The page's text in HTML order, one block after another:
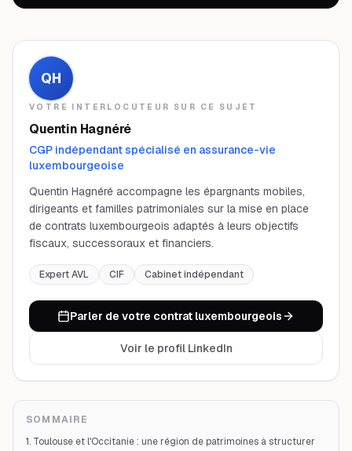
QH
VOTRE INTERLOCUTEUR SUR CE SUJET
Quentin Hagnéré
CGP indépendant spécialisé en assurance-vie
luxembourgeoise
Quentin Hagnéré accompagne les épargnants mobiles,
dirigeants et familles patrimoniales sur la mise en place
de contrats luxembourgeois adaptés à leurs objectifs
fiscaux, successoraux et financiers.
Expert AVL CIF Cabinet indépendant
Parler de votre contrat luxembourgeois
Voir le profil LinkedIn
SOMMAIRE
1. Toulouse et l'Occitanie : une région de patrimoines à structurer